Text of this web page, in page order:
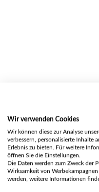
Wir verwenden Cookies
Wir können diese zur Analyse
verbessern, personalisierte Inhalte
Erlebnis zu bieten. Für weitere
öffnen Sie die Einstellungen.
Die Daten werden zum Zweck der
Wirksamkeit von
werden, weitere Informationen